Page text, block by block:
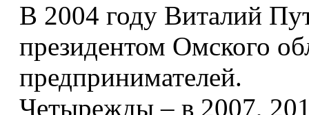
В 2004 году Виталий
президентом Омского
предпринимателей.
Четырежды – в 2007,